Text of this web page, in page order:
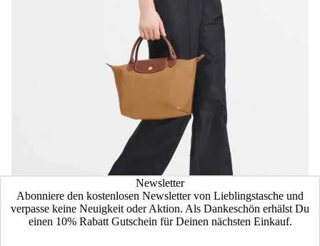
Newsletter
Abonniere den kostenlosen Newsletter von Lieblingstasche und
verpasse keine Neuigkeit oder Aktion. Als Dankeschön erhälst Du
einen 10% Rabatt Gutschein für Deinen nächsten Einkauf.